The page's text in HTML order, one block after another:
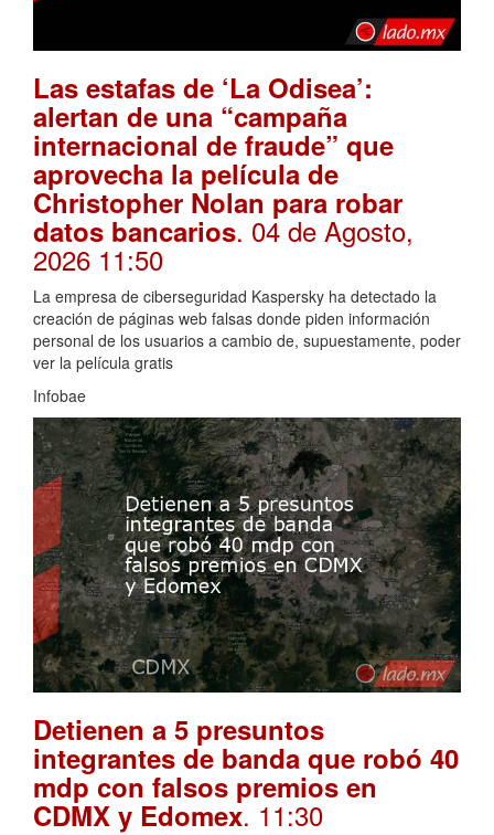
Las estafas de ‘La Odisea’:
alertan de una “campaña
internacional de fraude” que
aprovecha la película de
Christopher Nolan para robar
datos bancarios. 04 de Agosto,
2026 11:50
La empresa de ciberseguridad Kaspersky ha detectado la
creación de páginas web falsas donde piden información
personal de los usuarios a cambio de, supuestamente, poder
ver la película gratis
Infobae
Detienen a 5 presuntos
integrantes de banda que robó 40
mdp con falsos premios en
CDMX y Edomex. 11:30